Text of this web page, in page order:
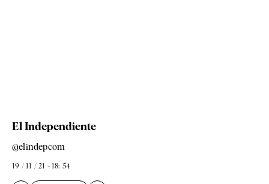
El Independiente
@elindepcom
19 / 11 / 21 - 18: 54